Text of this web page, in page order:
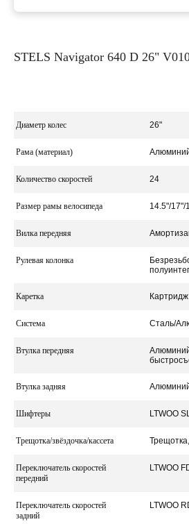
STELS Navigator 640 D 26"
Диаметр колес 26"
Рама (материал)
Количество скоростей 24
Размер рамы велосипеда 14.5"/17"/
Вилка передняя
Рулевая колонка
Каретка Картридж
Система Сталь/
Втулка передняя
Втулка задняя
Шифтеры LTWOO
Трещотка/звёздочка/кассета
Переключатель скоростей
передний
LTWOO
Переключатель скоростей
задний
LTWOO